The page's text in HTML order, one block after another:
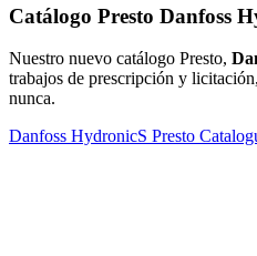
Catálogo Presto Danfoss
Nuestro nuevo catálogo Presto,
trabajos de prescripción y
nunca.
Danfoss HydronicS Presto